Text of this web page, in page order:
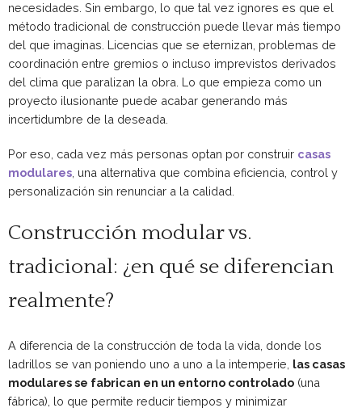
necesidades. Sin embargo, lo que tal vez ignores es que el
método tradicional de construcción puede llevar más tiempo
del que imaginas. Licencias que se eternizan, problemas de
coordinación entre gremios o incluso imprevistos derivados
del clima que paralizan la obra. Lo que empieza como un
proyecto ilusionante puede acabar generando más
incertidumbre de la deseada.
Por eso, cada vez más personas optan por construir casas
modulares , una alternativa que combina eficiencia, control y
personalización sin renunciar a la calidad.
Construcción modular vs.
tradicional: ¿en qué se diferencian
realmente?
A diferencia de la construcción de toda la vida, donde los
ladrillos se van poniendo uno a uno a la intemperie, las casas
modulares se fabrican en un entorno controlado (una
fábrica), lo que permite reducir tiempos y minimizar